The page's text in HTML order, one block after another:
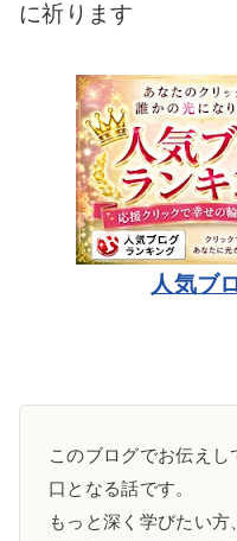
に祈ります
人気ブ
このブログでお伝え
口となる話です。
もっと深く学びたい